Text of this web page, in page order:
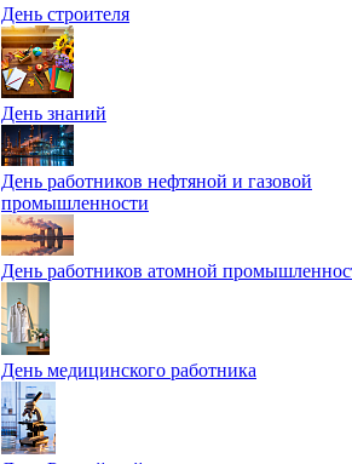
День строителя
День знаний
День работников нефтяной и газовой
промышленности
День работников атомной
День медицинского работника